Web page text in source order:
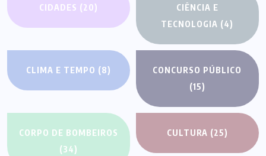
CIDADES (20)
CIÊNCIA E
TECNOLOGIA (4)
CLIMA E TEMPO (8)
CONCURSO PÚBLICO
(15)
CORPO DE BOMBEIROS
(34)
CULTURA (25)